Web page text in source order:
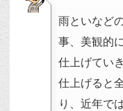
雨といなど
事、美観的
仕上げてい
仕上げると
り、近年で